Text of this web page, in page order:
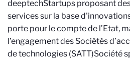
deeptechStartups proposant
services sur la base
porte pour le compte de l’Etat,
l’engagement des Sociétés
de technologies (SATT)Société